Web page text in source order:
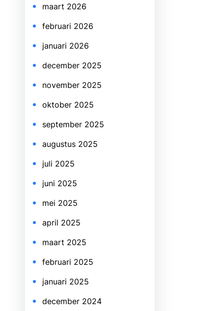
maart 2026
februari 2026
januari 2026
december 2025
november 2025
oktober 2025
september 2025
augustus 2025
juli 2025
juni 2025
mei 2025
april 2025
maart 2025
februari 2025
januari 2025
december 2024